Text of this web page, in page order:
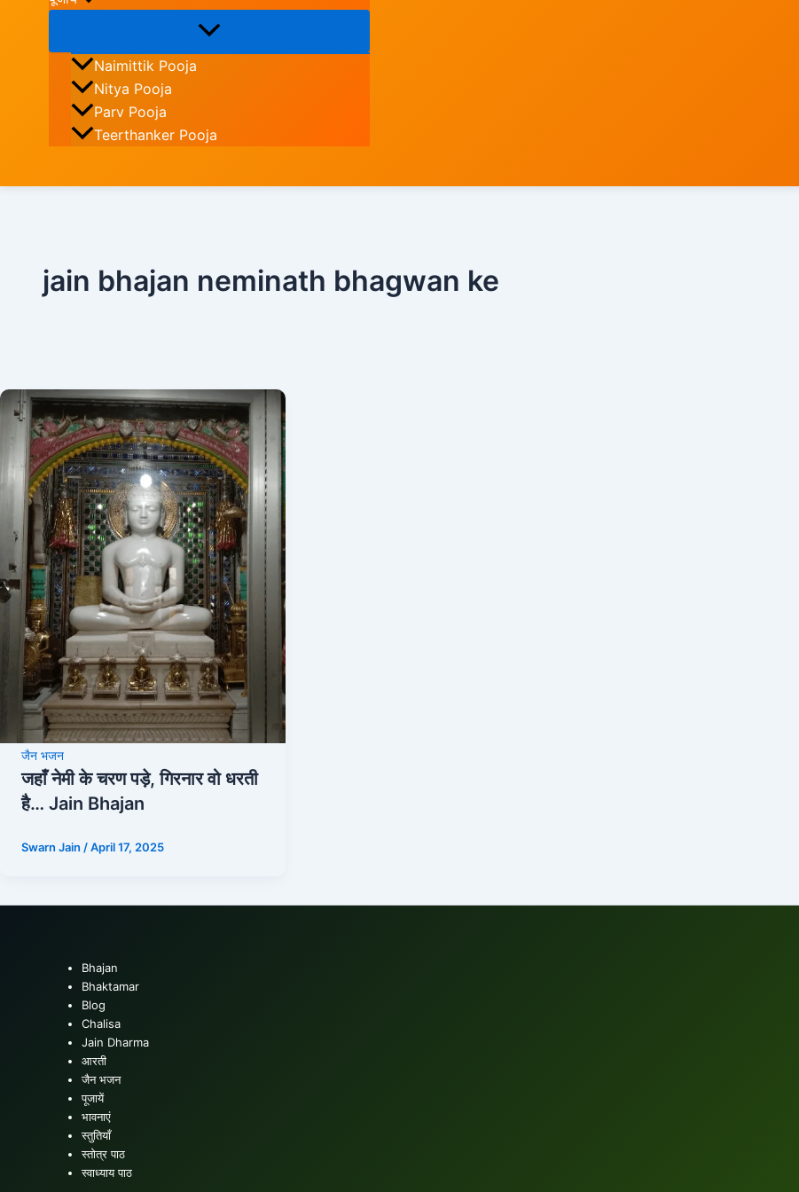
Naimittik Pooja
Nitya Pooja
Parv Pooja
Teerthanker Pooja
jain bhajan neminath bhagwan ke
जैन भजन
जहाँ नेमी के चरण पड़े, गिरनार वो धरती
है… Jain Bhajan
Swarn Jain /April 17, 2025
Bhajan
Bhaktamar
Blog
Chalisa
Jain Dharma
आरती
जैन भजन
पूजायें
भावनाएं
स्तुतियाँ
स्तोत्र पाठ
स्वाध्याय पाठ